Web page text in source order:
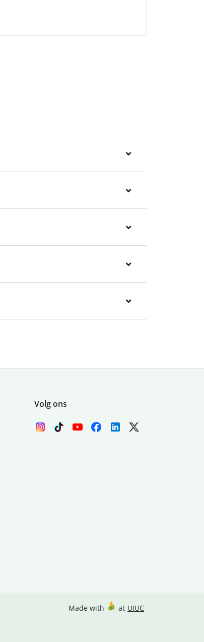
Volg ons
Made with at UIUC